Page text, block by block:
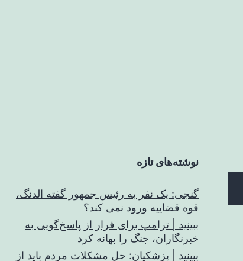
نوشته‌های تازه
گنجی: یک نفر به رئیس جمهور گفته الدنگ،
قوه قضاییه ورود نمی کند؟
ببینید | ترامپ برای فرار از پاسخ‌گویی به
خبرنگاران، جنگ را بهانه کرد
ببینید | پزشکیان: حل مشکلات مردم باید از